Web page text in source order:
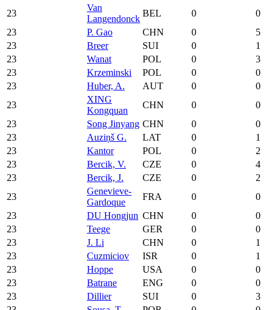
23
Van
Langendonck
BEL 0
0
23
P. Gao CHN 0
5
23
Breer SUI 0
1
23
Wanat POL 0
3
23
Krzeminski POL 0
0
23
Huber, A. AUT 0
0
23
XING
Kongquan
CHN 0
0
23
Song Jinyang CHN 0
0
23
Auziņš G. LAT 0
1
23
Kantor POL 0
2
23
Bercik, V. CZE 0
4
23
Bercik, J. CZE 0
2
23
Genevieve-
Gardoque
FRA 0
0
23
DU Hongjun CHN 0
0
23
Teege GER 0
0
23
J. Li CHN 0
1
23
Cuzmiciov ISR 0
1
23
Hoppe USA 0
0
23
Batrane ENG 0
0
23
Dillier SUI 0
3